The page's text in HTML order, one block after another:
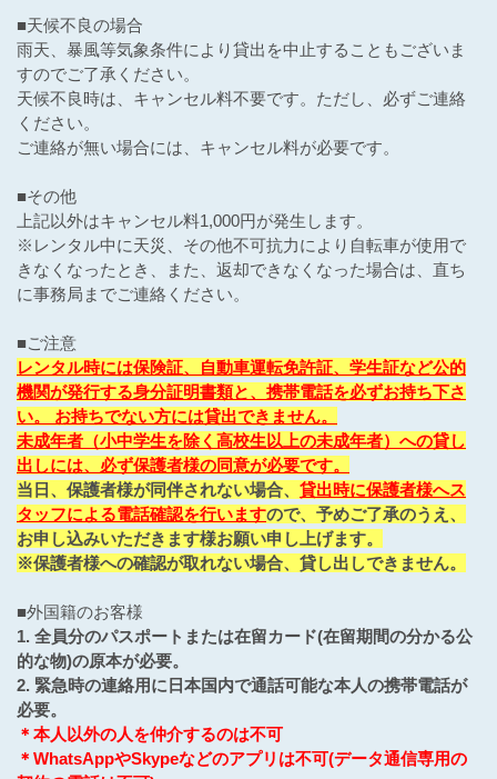
■天候不良の場合
雨天、暴風等気象条件により貸出を中止することもございま
すのでご了承ください。
天候不良時は、キャンセル料不要です。ただし、必ずご連絡
ください。
ご連絡が無い場合には、キャンセル料が必要です。
■その他
上記以外はキャンセル料1,000円が発生します。
※レンタル中に天災、その他不可抗力により自転車が使用で
きなくなったとき、また、返却できなくなった場合は、直ち
に事務局までご連絡ください。
■ご注意
レンタル時には保険証、自動車運転免許証、学生証など公的
機関が発行する身分証明書類と、携帯電話を必ずお持ち下さ
い。 お持ちでない方には貸出できません。
未成年者（小中学生を除く高校生以上の未成年者）への貸し
出しには、必ず保護者様の同意が必要です。
当日、保護者様が同伴されない場合、 貸出時に保護者様へス
タッフによる電話確認を行いますので、予めご了承のうえ、
お申し込みいただきます様お願い申し上げます。
※保護者様への確認が取れない場合、貸し出しできません。
■外国籍のお客様
1. 全員分のパスポートまたは在留カード(在留期間の分かる公
的な物)の原本が必要。
2. 緊急時の連絡用に日本国内で通話可能な本人の携帯電話が
必要。
＊本人以外の人を仲介するのは不可
＊WhatsAppやSkypeなどのアプリは不可(データ通信専用の